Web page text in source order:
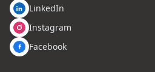
LinkedIn
Instagram
Facebook